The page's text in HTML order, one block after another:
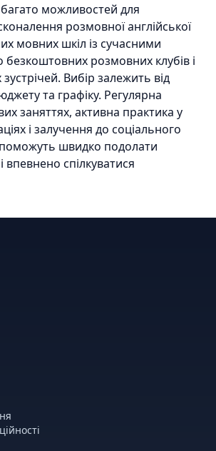
багато можливостей для
розмовної англійської
мовних шкіл із сучасними
розмовних клубів і
Вибір залежить від
та графіку. Регулярна
заняттях, активна практика у
і залучення до соціального
швидко подолати
впевнено спілкуватися